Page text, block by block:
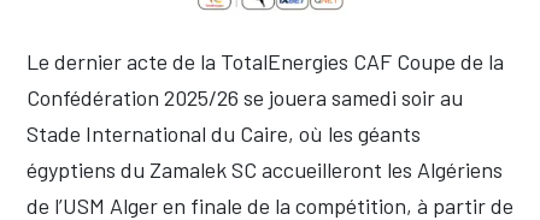
Le dernier acte de la TotalEnergies CAF Coupe de la
Confédération 2025/26 se jouera samedi soir au
Stade International du Caire, où les géants
égyptiens du Zamalek SC accueilleront les Algériens
de l’USM Alger en finale de la compétition, à partir de